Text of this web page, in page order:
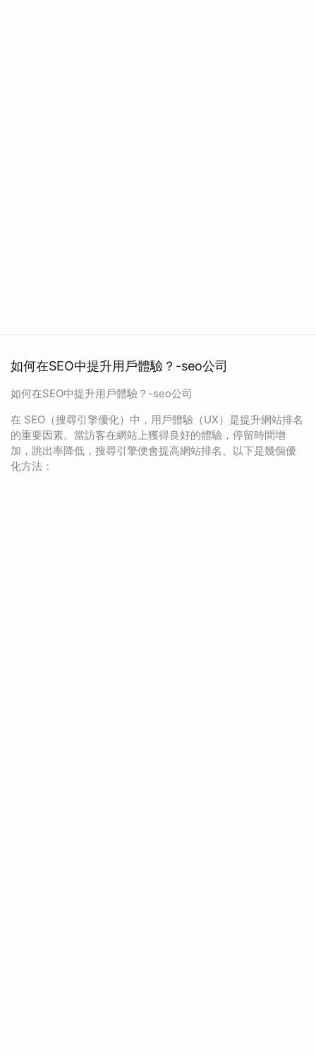
如何在SEO中提升用戶體驗？-seo公司
如何在SEO中提升用戶體驗？-seo公司
在 SEO（搜尋引擎優化）中，用戶體驗（UX）是提升網站排名
的重要因素。當訪客在網站上獲得良好的體驗，停留時間增
加，跳出率降低，搜尋引擎便會提高網站排名。以下是幾個優
化方法：